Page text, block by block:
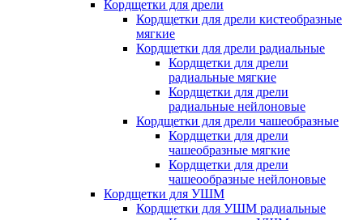
Кордщетки для дрели
Кордщетки для дрели кистеобразные
мягкие
Кордщетки для дрели радиальные
Кордщетки для дрели
радиальные мягкие
Кордщетки для дрели
радиальные нейлоновые
Кордщетки для дрели чашеобразные
Кордщетки для дрели
чашеобразные мягкие
Кордщетки для дрели
чашеообразные нейлоновые
Кордщетки для УШМ
Кордщетки для УШМ радиальные